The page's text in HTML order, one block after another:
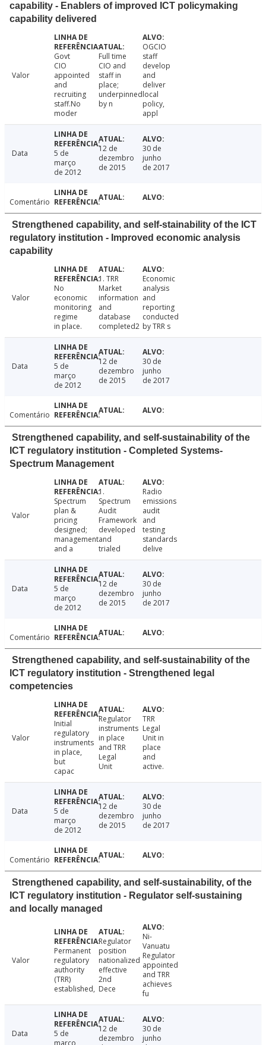
capability - Enablers of improved ICT policymaking
capability delivered
Valor
Govt
CIO
appointed
and
recruiting
staff.No
moder
Full time
CIO and
staff in
place;
underpinned
by n
OGCIO
staff
develop
and
deliver
local
policy,
appl
Data
5 de
março
de 2012
12 de
dezembro
de 2015
30 de
junho
de 2017
Comentário
Strengthened capability, and self-stainability of the ICT
regulatory institution - Improved economic analysis
capability
Valor
No
economic
monitoring
regime
in place.
1. TRR
Market
information
and
database
completed2
Economic
analysis
and
reporting
conducted
by TRR s
Data
5 de
março
de 2012
12 de
dezembro
de 2015
30 de
junho
de 2017
Comentário
Strengthened capability, and self-sustainability of the
ICT regulatory institution - Completed Systems-
Spectrum Management
Valor
Spectrum
plan &
pricing
designed;
management
and a
1.
Spectrum
Audit
Framework
developed
and
trialed
Radio
emissions
audit
and
testing
standards
delive
Data
5 de
março
de 2012
12 de
dezembro
de 2015
30 de
junho
de 2017
Comentário
Strengthened capability, and self-sustainability of the
ICT regulatory institution - Strengthened legal
competencies
Valor
Initial
regulatory
instruments
in place,
but
capac
Regulator
instruments
in place
and TRR
Legal
Unit
TRR
Legal
Unit in
place
and
active.
Data
5 de
março
de 2012
12 de
dezembro
de 2015
30 de
junho
de 2017
Comentário
Strengthened capability, and self-sustainability, of the
ICT regulatory institution - Regulator self-sustaining
and locally managed
Valor
Permanent
regulatory
authority
(TRR)
established,
Regulator
position
nationalized
effective
2nd
Dece
Ni-
Vanuatu
Regulator
appointed
and TRR
achieves
fu
Data
5 de
12 de
dezembro
30 de
junho